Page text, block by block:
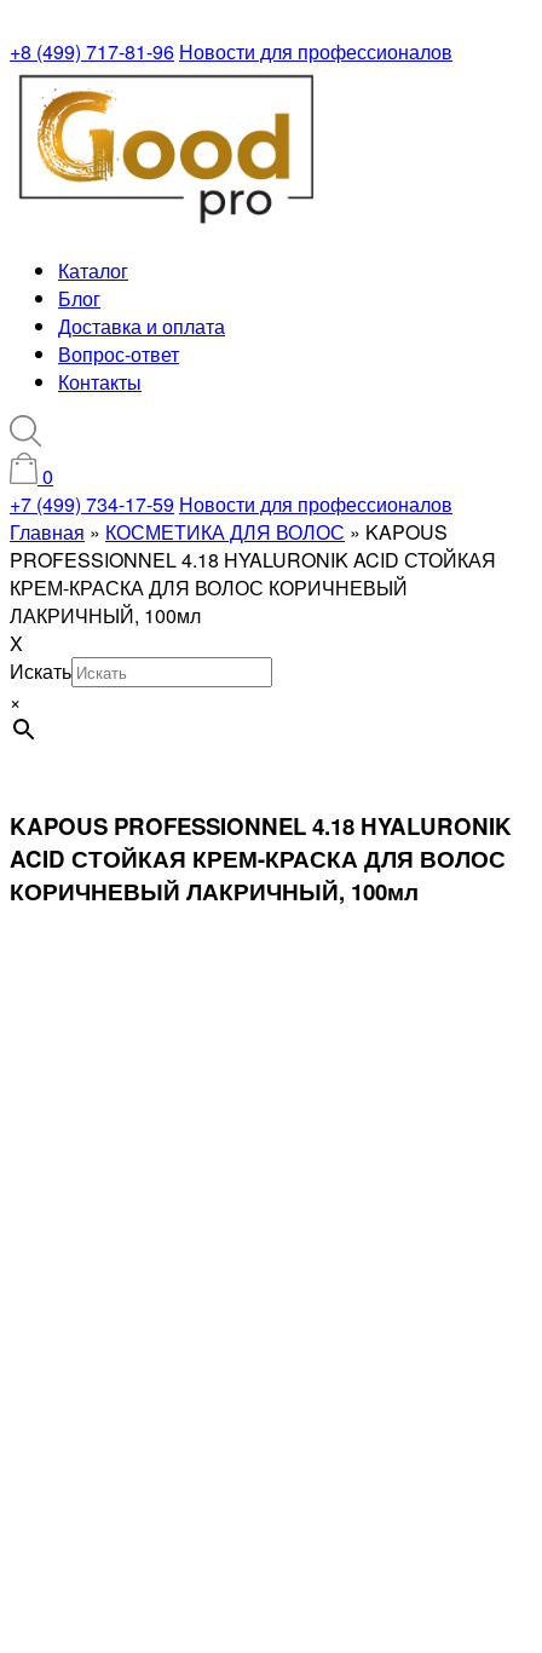
+8 (499) 717-81-96 Новости для профессионалов
Каталог
Блог
Доставка и оплата
Вопрос-ответ
Контакты
0
+7 (499) 734-17-59 Новости для профессионалов
Главная » КОСМЕТИКА ДЛЯ ВОЛОС » KAPOUS
PROFESSIONNEL 4.18 HYALURONIK ACID СТОЙКАЯ
КРЕМ-КРАСКА ДЛЯ ВОЛОС КОРИЧНЕВЫЙ
ЛАКРИЧНЫЙ, 100мл
X
Искать
×
KAPOUS PROFESSIONNEL 4.18 HYALURONIK
ACID СТОЙКАЯ КРЕМ-КРАСКА ДЛЯ ВОЛОС
КОРИЧНЕВЫЙ ЛАКРИЧНЫЙ, 100мл